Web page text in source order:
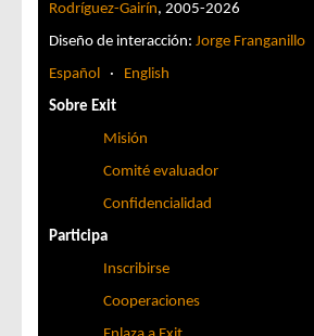
Rodríguez-Gairín, 2005-2026
Diseño de interacción: Jorge Franganillo
Español · English
Sobre Exit
Misión
Comité evaluador
Confidencialidad
Participa
Inscribirse
Cooperaciones